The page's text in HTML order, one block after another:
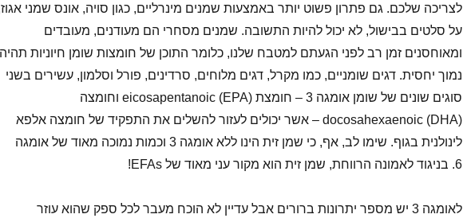
לצריכה שלכם. גם פתרון פשוט יותר באמצעות שמנים מינרליים, כגון סויה, אונס שמני
על סלטים בבישול, לא יכול להיות התשובה. שמנים מסחרי הם מעודנים, מעובדים
ומאוחסנים זמן רב לפני הגעתם למטבח שלנו, כלומר התוכן של חומצות שומן חיוניות תהיה
נמוך יחסית. דגים שומניים, כמו מקרל, דגים מלוחים, סרדינים, פורל וסלמון, עשירים בשני
סוגים שונים של שומן אומגה 3 – חומצת eicosapentanoic (EPA) וחומצה
docosahexaenoic (DHA) – אשר יכולים לעזור להשלים את התפקיד של חומצה אלפא
לינולנית בגוף. שימו לב, אף, כי שמן זית הינו ללא אומגה 3 וכמות נמוכה מאוד של אומגה
6. בניגוד לאמונה הרווחת, שמן זית הוא מקור עני מאוד של EFAs!
לאומגה 3 יש מספר יתרונות ברורים אבל עדיין לא הוכח מעבר לכל ספק שהוא עוזר